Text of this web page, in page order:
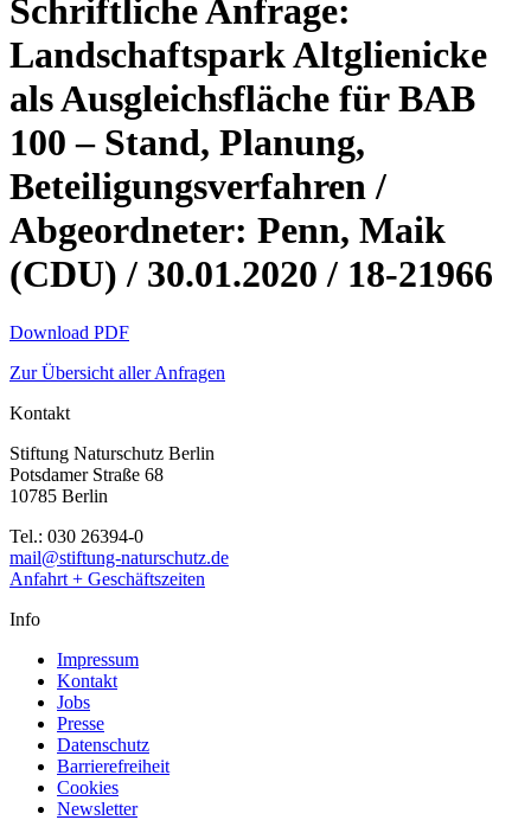
Schriftliche Anfrage:
Landschaftspark Altglienicke
als Ausgleichsfläche für BAB
100 – Stand, Planung,
Beteiligungsverfahren /
Abgeordneter: Penn, Maik
(CDU) / 30.01.2020 / 18-21966
Download PDF
Zur Übersicht aller Anfragen
Kontakt
Stiftung Naturschutz Berlin
Potsdamer Straße 68
10785 Berlin
Tel.: 030 26394-0
mail@stiftung-naturschutz.de
Anfahrt + Geschäftszeiten
Info
Impressum
Kontakt
Jobs
Presse
Datenschutz
Barrierefreiheit
Cookies
Newsletter